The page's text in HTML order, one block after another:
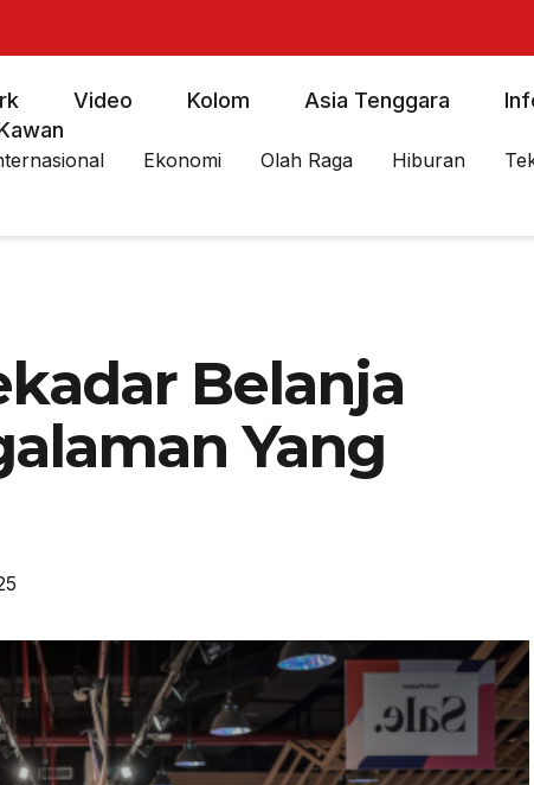
Video Kolom Asia Tenggara
Ekonomi Olah Raga Hiburan
Belanja
Yang